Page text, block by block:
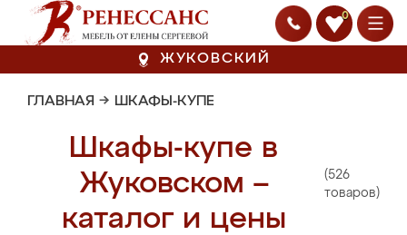
0
ЖУКОВСКИЙ
ГЛАВНАЯ → ШКАФЫ-КУПЕ
Шкафы-купе в
Жуковском –
каталог и цены
(526
товаров)